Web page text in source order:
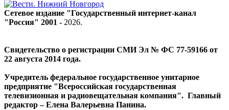
Сетевое издание "Государственный интернет-канал
"Россия" 2001 - 2026.
Свидетельство о регистрации СМИ Эл № ФС 77-59166 от
22 августа 2014 года.
Учредитель федеральное государственное унитарное
предприятие "Всероссийская государственная
телевизионная и радиовещательная компания". Главный
редактор – Елена Валерьевна Панина.